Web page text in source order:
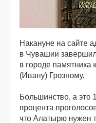
Накануне на сайте
в Чувашии
в городе памятника
(Ивану) Грозному.
Большинство, а это
процента
что Алатырю нужен